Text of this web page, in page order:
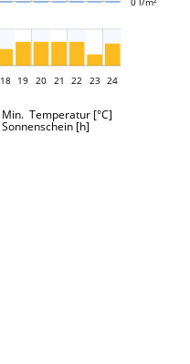
18 19 20 21 22 23 24
Min. Temperatur [°C]
Sonnenschein [h]